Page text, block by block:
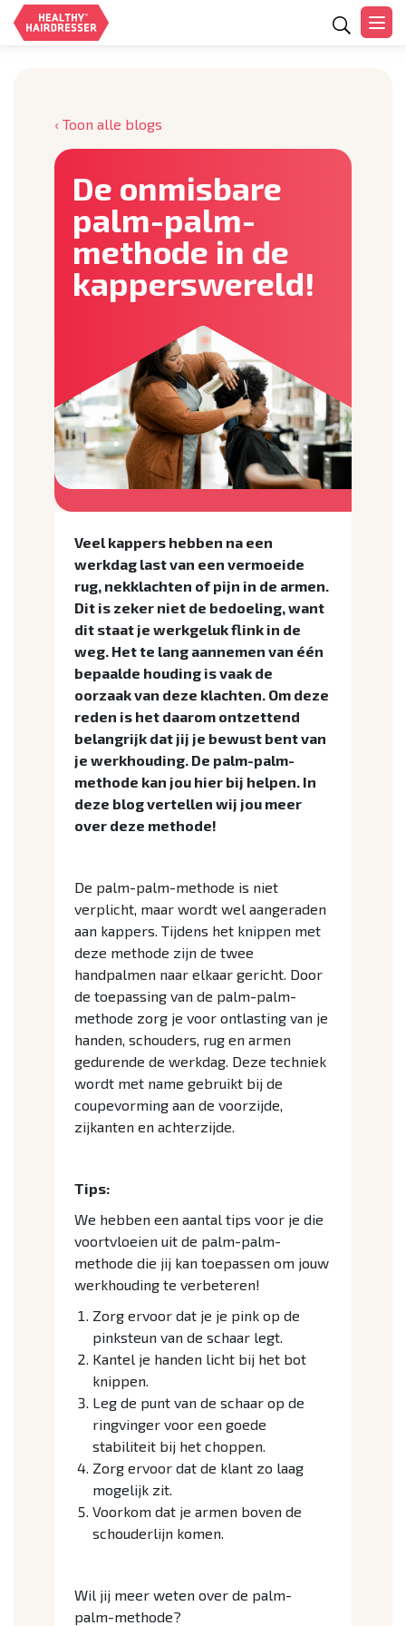
‹ Toon alle blogs
De onmisbare
palm-palm-
methode in de
kapperswereld!
Veel kappers hebben na een
werkdag last van een vermoeide
rug, nekklachten of pijn in de armen.
Dit is zeker niet de bedoeling, want
dit staat je werkgeluk flink in de
weg. Het te lang aannemen van één
bepaalde houding is vaak de
oorzaak van deze klachten. Om deze
reden is het daarom ontzettend
belangrijk dat jij je bewust bent van
je werkhouding. De palm-palm-
methode kan jou hier bij helpen. In
deze blog vertellen wij jou meer
over deze methode!
De palm-palm-methode is niet
verplicht, maar wordt wel aangeraden
aan kappers. Tijdens het knippen met
deze methode zijn de twee
handpalmen naar elkaar gericht. Door
de toepassing van de palm-palm-
methode zorg je voor ontlasting van je
handen, schouders, rug en armen
gedurende de werkdag. Deze techniek
wordt met name gebruikt bij de
coupevorming aan de voorzijde,
zijkanten en achterzijde.
Tips:
We hebben een aantal tips voor je die
voortvloeien uit de palm-palm-
methode die jij kan toepassen om jouw
werkhouding te verbeteren!
Zorg ervoor dat je je pink op de
pinksteun van de schaar legt.
Kantel je handen licht bij het bot
knippen.
Leg de punt van de schaar op de
ringvinger voor een goede
stabiliteit bij het choppen.
Zorg ervoor dat de klant zo laag
mogelijk zit.
Voorkom dat je armen boven de
schouderlijn komen.
Wil jij meer weten over de palm-
palm-methode?